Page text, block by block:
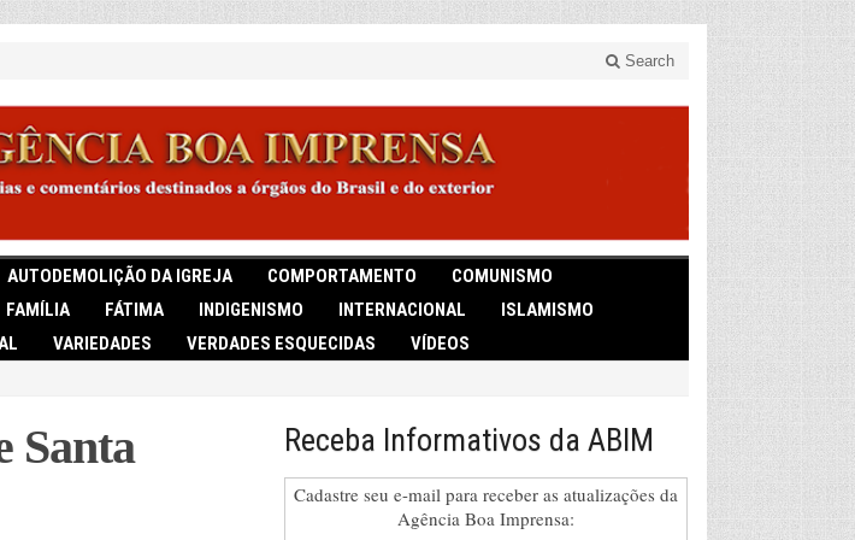
Search
AUTODEMOLIÇÃO DA IGREJA COMPORTAMENTO
COMUNISMO
FAMÍLIA FÁTIMA INDIGENISMO INTERNACIONAL
ISLAMISMO
VARIEDADES VERDADES ESQUECIDAS VÍDEOS
Santa
Receba Informativos da ABIM
Cadastre seu e-mail para receber as atualizações da
Agência Boa Imprensa: